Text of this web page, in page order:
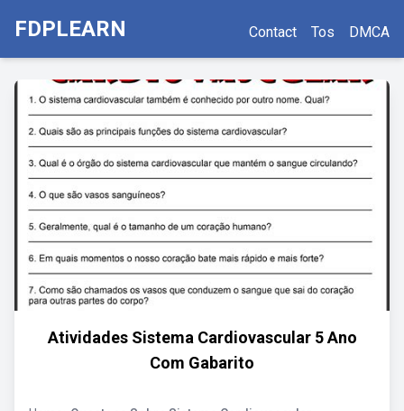
FDPLEARN Contact Tos DMCA
Atividades Sistema Cardiovascular 5 Ano
Com Gabarito